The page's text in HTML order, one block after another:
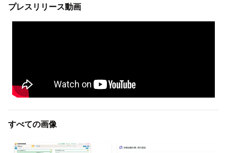
プレスリリース動画
すべての画像